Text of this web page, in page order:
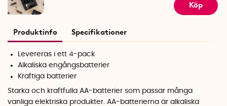
Köp
Produktinfo Specifikationer
Levereras i ett 4-pack
Alkaliska engångsbatterier
Kraftiga batterier
Starka och kraftfulla AA-batterier som passar många
vanliga elektriska produkter. AA-batterierna är alkaliska